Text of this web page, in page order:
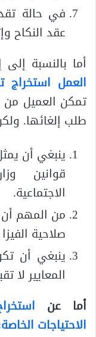
في حالة
عقد النكاح
أما بالنسبة
العمل
تمكن العميل من
طلب إلغائها.
ينبغي أن
قوانين
الاجتماعية.
من المهم أن
صلاحية الفيزا (24) شهرًا من وقت
ينبغي أن
المعايير لا
أما عن
الاحتياجات الخاصة